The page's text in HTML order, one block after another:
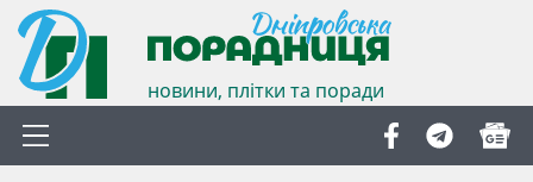
новини, плітки та поради